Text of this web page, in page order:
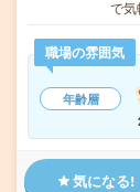
で
職場の雰囲気
年齢層
気になる!